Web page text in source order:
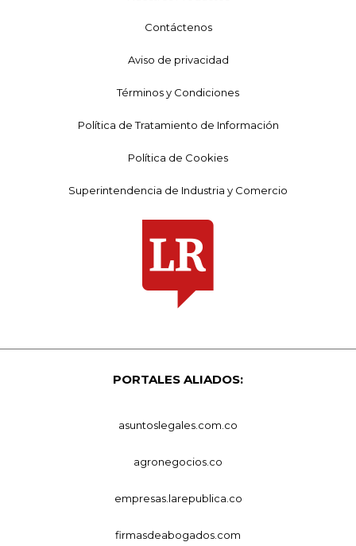
Contáctenos
Aviso de privacidad
Términos y Condiciones
Política de Tratamiento de Información
Política de Cookies
Superintendencia de Industria y Comercio
PORTALES ALIADOS:
asuntoslegales.com.co
agronegocios.co
empresas.larepublica.co
firmasdeabogados.com